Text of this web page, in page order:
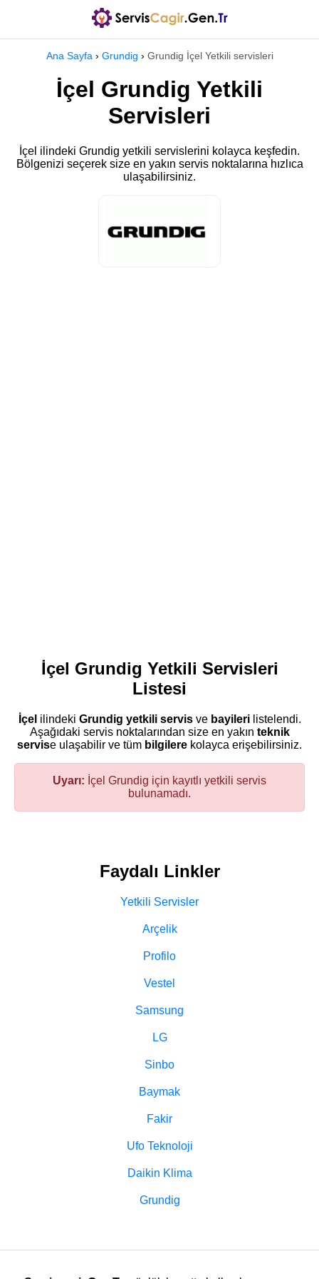
Ana Sayfa › Grundig › Grundig İçel Yetkili servisleri
İçel Grundig Yetkili
Servisleri
İçel ilindeki Grundig yetkili servislerini kolayca keşfedin.
Bölgenizi seçerek size en yakın servis noktalarına hızlıca
ulaşabilirsiniz.
İçel Grundig Yetkili Servisleri
Listesi
İçel ilindeki Grundig yetkili servisve bayilerilistelendi.
Aşağıdaki servis noktalarından size en yakın teknik
servise ulaşabilir ve tüm bilgilere kolayca erişebilirsiniz.
Uyarı: İçel Grundig için kayıtlı yetkili servis
bulunamadı.
Faydalı Linkler
Yetkili Servisler
Arçelik
Profilo
Vestel
Samsung
LG
Sinbo
Baymak
Fakir
Ufo Teknoloji
Daikin Klima
Grundig